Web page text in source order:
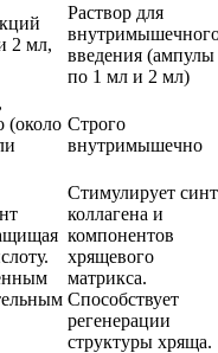
2 мл,
Раствор для
введения (ампулы
по 1 мл и 2 мл)
(около Строго
внутримышечно
Стимулирует
коллагена и
компонентов
хрящевого
матрикса.
Способствует
регенерации
структуры хряща.